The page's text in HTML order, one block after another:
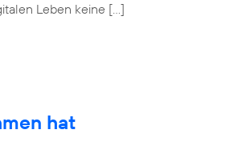
Leben keine […]
hat